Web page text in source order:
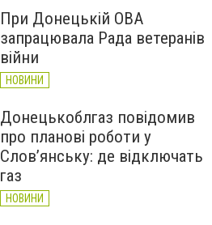
При Донецькій ОВА
запрацювала Рада ветеранів
війни
НОВИНИ
Донецькоблгаз повідомив
про планові роботи у
Слов’янську: де відключать
газ
НОВИНИ